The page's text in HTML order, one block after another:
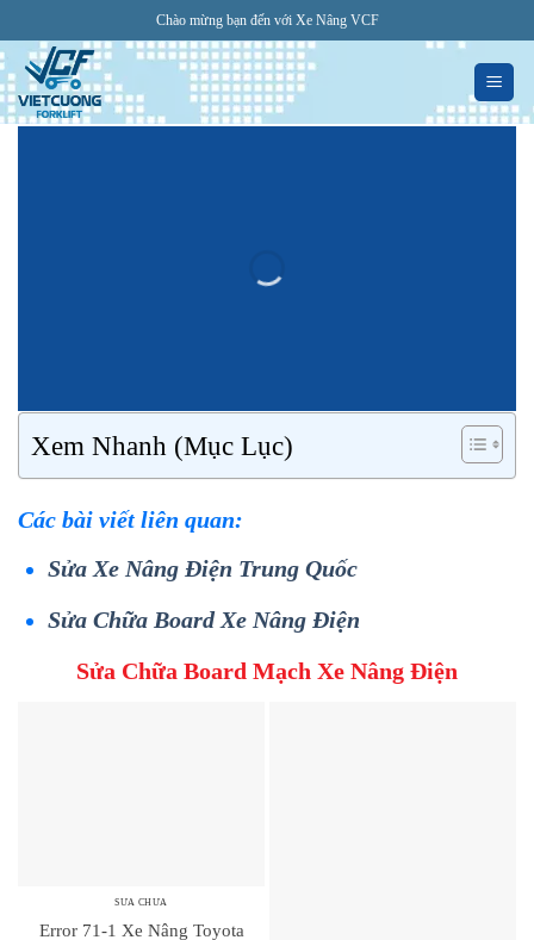
qua
nội
dung
Chào mừng bạn đến với Xe Nâng VCF
Xem Nhanh (Mục Lục)
Các bài viết liên quan:
Sửa Xe Nâng Điện Trung Quốc
Sửa Chữa Board Xe Nâng Điện
Sửa Chữa Board Mạch Xe Nâng Điện
SỬA CHỮA
Error 71-1 Xe Nâng Toyota